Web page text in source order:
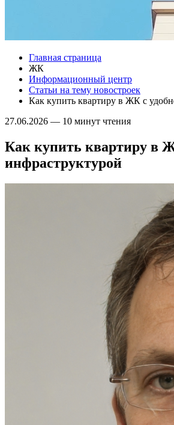
Главная страница
ЖК
Информационный центр
Статьи на тему новостроек
Как купить квартиру в ЖК с
27.06.2026 — 10 минут чтения
Как купить квартиру в
инфраструктурой​